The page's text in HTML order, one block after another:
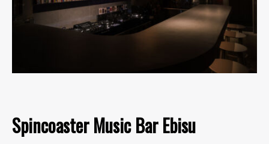
Spincoaster Music Bar Ebisu